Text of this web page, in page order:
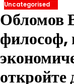
Uncategorised
Обломов
философ,
откройте